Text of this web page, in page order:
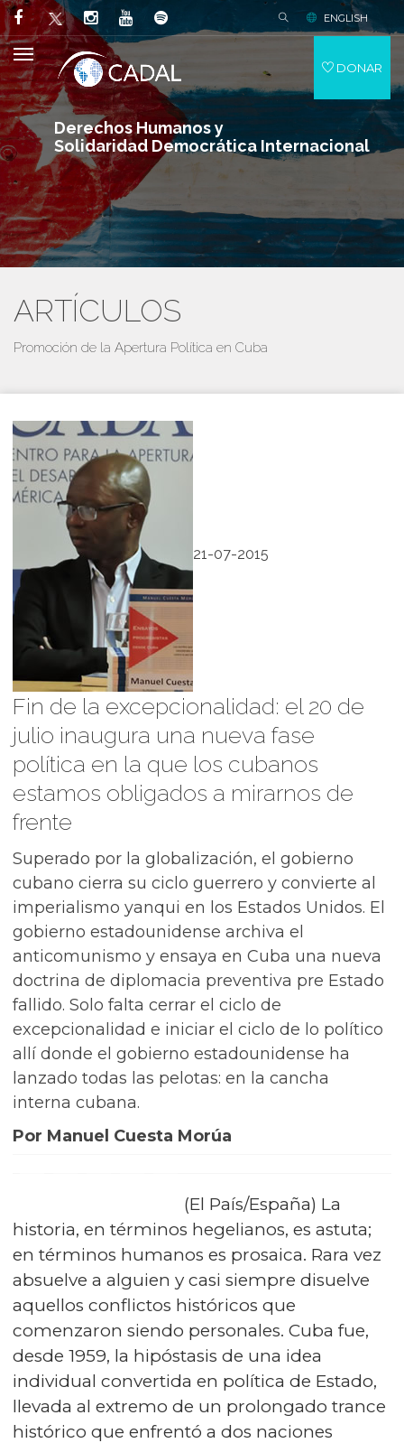
Derechos Humanos y
Solidaridad Democrática Internacional
ENGLISH
DONAR
ARTÍCULOS
Promoción de la Apertura Política en Cuba
21-07-2015
Fin de la excepcionalidad: el 20 de
julio inaugura una nueva fase
política en la que los cubanos
estamos obligados a mirarnos de
frente
Superado por la globalización, el gobierno
cubano cierra su ciclo guerrero y convierte al
imperialismo yanqui en los Estados Unidos. El
gobierno estadounidense archiva el
anticomunismo y ensaya en Cuba una nueva
doctrina de diplomacia preventiva pre Estado
fallido. Solo falta cerrar el ciclo de
excepcionalidad e iniciar el ciclo de lo político
allí donde el gobierno estadounidense ha
lanzado todas las pelotas: en la cancha
interna cubana.
Por Manuel Cuesta Morúa
(El País/España) La
historia, en términos hegelianos, es astuta;
en términos humanos es prosaica. Rara vez
absuelve a alguien y casi siempre disuelve
aquellos conflictos históricos que
comenzaron siendo personales. Cuba fue,
desde 1959, la hipóstasis de una idea
individual convertida en política de Estado,
llevada al extremo de un prolongado trance
histórico que enfrentó a dos naciones